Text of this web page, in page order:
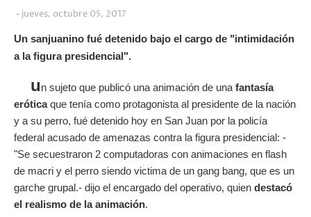
jueves, octubre 05, 2017
Un sanjuanino fué detenido bajo el cargo de "intimidación
a la figura presidencial".
un sujeto que publicó una animación de una fantasía
eróticaque tenía como protagonista al presidente de la nación
y a su perro, fué detenido hoy en San Juan por la policía
federal acusado de amenazas contra la figura presidencial: -
"Se secuestraron 2 computadoras con animaciones en flash
de macri y el perro siendo victima de un gang bang, que es un
garche grupal.- dijo el encargado del operativo, quien destacó
el realismo de la animación.